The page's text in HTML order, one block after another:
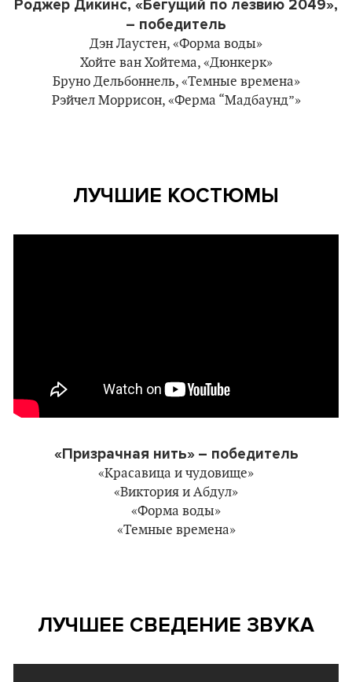
Роджер Дикинс, «Бегущий по лезвию 2049»,
– победитель
Дэн Лаустен, «Форма воды»
Хойте ван Хойтема, «Дюнкерк»
Бруно Дельбоннель, «Темные времена»
Рэйчел Моррисон, «Ферма “Мадбаунд”»
ЛУЧШИЕ КОСТЮМЫ
«Призрачная нить» – победитель
«Красавица и чудовище»
«Виктория и Абдул»
«Форма воды»
«Темные времена»
ЛУЧШЕЕ СВЕДЕНИЕ ЗВУКА